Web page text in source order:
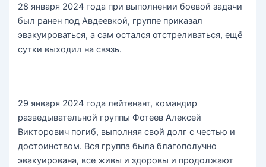
28 января 2024 года при выполнении боевой задачи
был ранен под Авдеевкой, группе приказал
эвакуироваться, а сам остался отстреливаться, ещё
сутки выходил на связь.
29 января 2024 года лейтенант, командир
разведывательной группы Фотеев Алексей
Викторович погиб, выполняя свой долг с честью и
достоинством. Вся группа была благополучно
эвакуирована, все живы и здоровы и продолжают